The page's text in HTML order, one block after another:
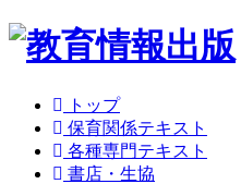
トップ
保育関係テキスト
各種専門テキスト
書店・生協